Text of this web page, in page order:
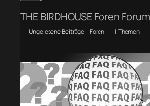
THE BIRDHOUSE Foren Forum
Ungelesene Beiträge | Foren | Themen